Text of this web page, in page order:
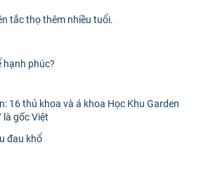
tắc thọ thêm nhiều tuổi.
hạnh phúc?
16 thủ khoa và á khoa Học Khu Garden
là gốc Việt
đau khổ